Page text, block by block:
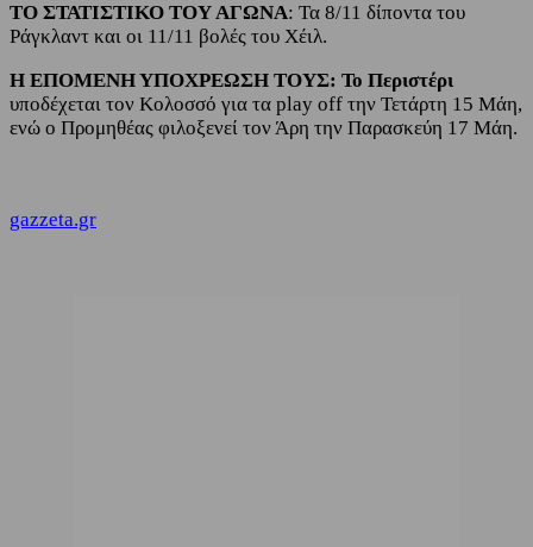
ΤΟ ΣΤΑΤΙΣΤΙΚΟ ΤΟΥ ΑΓΩΝΑ: Τα 8/11 δίποντα του
Ράγκλαντ και οι 11/11 βολές του Χέιλ.
Η ΕΠΟΜΕΝΗ ΥΠΟΧΡΕΩΣΗ ΤΟΥΣ: Το Περιστέρι
υποδέχεται τον Κολοσσό για τα play off την Τετάρτη 15 Μάη,
ενώ ο Προμηθέας φιλοξενεί τον Άρη την Παρασκεύη 17 Μάη.
gazzeta.gr